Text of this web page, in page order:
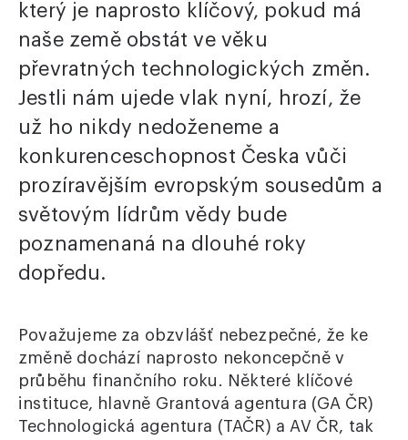
který je naprosto klíčový, pokud má
naše země obstát ve věku
převratných technologických změn.
Jestli nám ujede vlak nyní, hrozí, že
už ho nikdy nedoženeme a
konkurenceschopnost Česka vůči
prozíravějším evropským sousedům a
světovým lídrům vědy bude
poznamenaná na dlouhé roky
dopředu.
Považujeme za obzvlášť nebezpečné, že ke
změně dochází naprosto nekoncepčně v
průběhu finančního roku. Některé klíčové
instituce, hlavně Grantová agentura (GA ČR)
Technologická agentura (TAČR) a AV ČR, tak